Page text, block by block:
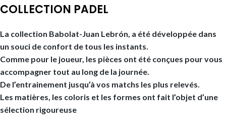
COLLECTION PADEL
La collection Babolat-Juan Lebrón, a été développée dans
un souci de confort de tous les instants.
Comme pour le joueur, les pièces ont été conçues pour vous
accompagner tout au long de la journée.
De l’entrainement jusqu’à vos matchs les plus relevés.
Les matières, les coloris et les formes ont fait l’objet d’une
sélection rigoureuse